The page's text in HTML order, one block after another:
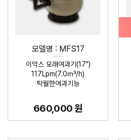
모델명 : MFS17
이막스 모래여과기(17")
117Lpm(7.0㎥/h)
탁월한여과기능
660,000 원